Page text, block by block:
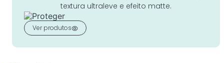
textura ultraleve e efeito matte.
Ver produtos